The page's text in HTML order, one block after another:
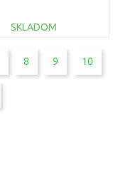
SKLADOM
DO KOŠÍKA
8 9 10